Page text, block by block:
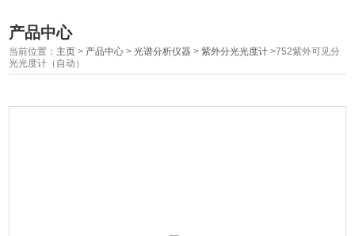
产品中心
当前位置： 主页 > 产品中心 >光谱分析仪器 >紫外分光光度计 >752紫外可见分
光光度计（自动）